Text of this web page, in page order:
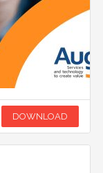
DOWNLOAD